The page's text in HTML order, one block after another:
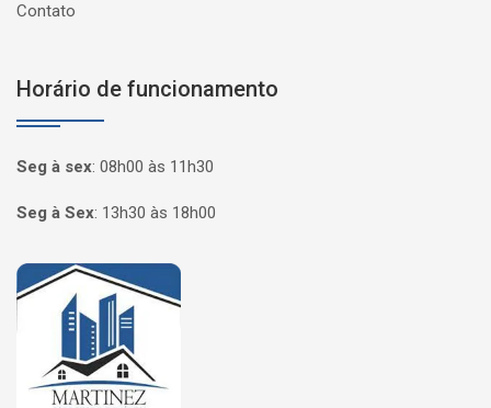
Contato
Horário de funcionamento
Seg à sex: 08h00 às 11h30
Seg à Sex: 13h30 às 18h00
Página inicial